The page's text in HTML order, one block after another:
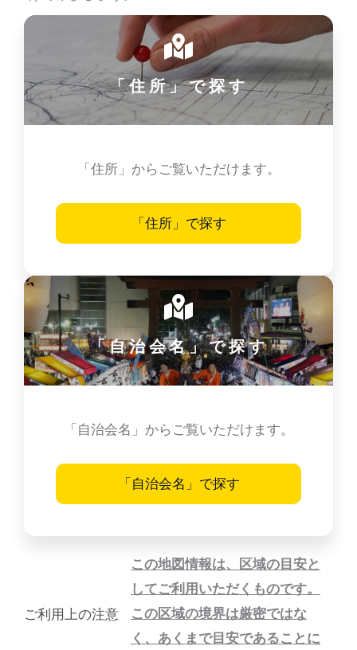
「住所」で探す
「住所」からご覧いただけます。
「住所」で探す
「自治会名」で探す
「自治会名」からご覧いただけます。
「自治会名」で探す
ご利用上の注意
この地図情報は、区域の目安と
してご利用いただくものです。
この区域の境界は厳密ではな
く、あくまで目安であることに